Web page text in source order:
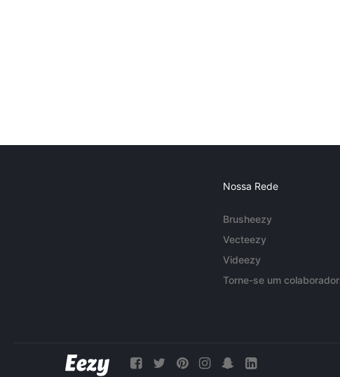
Nossa Rede
Brusheezy
Vecteezy
Videezy
Torne-se um colaborador